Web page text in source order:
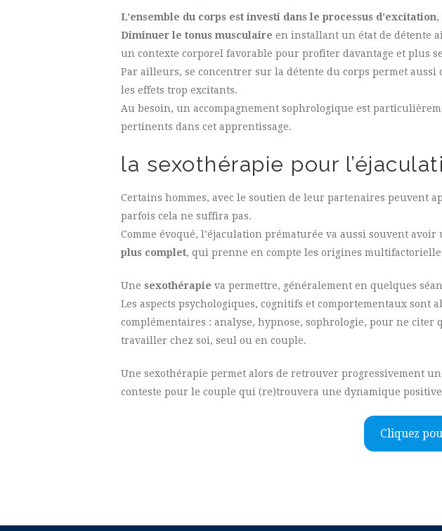
L’ensemble du corps est investi dans le processus d’excitation,
Diminuer le tonus musculaire en installant un état de détente
un contexte corporel favorable pour profiter davantage et plus
Par ailleurs, se concentrer sur la détente du corps permet
les effets trop excitants.
Au besoin, un accompagnement sophrologique est
pertinents dans cet apprentissage.
la sexothérapie pour
Certains hommes, avec le soutien de leur partenaires peuvent
parfois cela ne suffira pas.
Comme évoqué, l’éjaculation prématurée va aussi souvent avoir
plus complet, qui prenne en compte les origines
Une sexothérapie va permettre, généralement en quelques
Les aspects psychologiques, cognitifs et comportementaux
complémentaires : analyse, hypnose, sophrologie, pour ne citer
travailler chez soi, seul ou en couple.
Une sexothérapie permet alors de retrouver progressivement
conteste pour le couple qui (re)trouvera une dynamique
Cliquez